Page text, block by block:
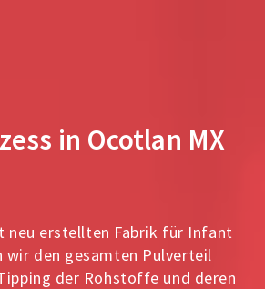
in Ocotlan MX
neu erstellten Fabrik für Infant
wir den gesamten Pulverteil
der Rohstoffe und deren